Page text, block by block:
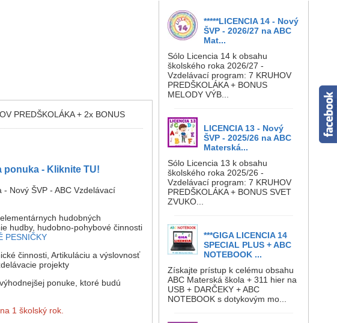
*****LICENCIA 14 - Nový
ŠVP - 2026/27 na ABC
Mat...
Sólo Licencia 14 k obsahu
školského roka 2026/27 -
Vzdelávací program: 7 KRUHOV
PREDŠKOLÁKA + BONUS
MELODY VÝB...
LICENCIA 13 - Nový
ŠVP - 2025/26 na ABC
Materská...
Sólo Licencia 13 k obsahu
školského roka 2025/26 -
Vzdelávací program: 7 KRUHOV
PREDŠKOLÁKA + BONUS SVET
ZVUKO...
***GIGA LICENCIA 14
SPECIAL PLUS + ABC
NOTEBOOK ...
Získajte prístup k celému obsahu
ABC Materská škola + 311 hier na
USB + DARČEKY + ABC
NOTEBOOK s dotykovým mo...
PREDŠKOLÁKA + 2x BONUS
ponuka - Kliknite TU!
Nový ŠVP - ABC Vzdelávací
hudobných
hudby, hudobno-pohybové činnosti
PESNIČKY
činnosti, Artikuláciu a výslovnosť
projekty
ponuke, ktoré budú
1 školský rok.